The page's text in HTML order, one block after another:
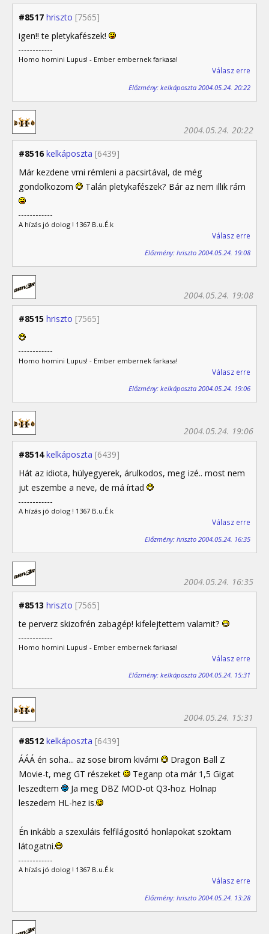
#8517 hriszto [7565]
igen!! te pletykafészek!
Homo homini Lupus! - Ember embernek farkasa!
Válasz erre
Előzmény: kelkáposzta 2004.05.24. 20:22
#8516 kelkáposzta [6439]
2004.05.24. 20:22
Már kezdene vmi rémleni a pacsirtával, de még
gondolkozom
Talán pletykafészek? Bár az nem illik rám
A hízás jó dolog ! 1367 B.u.É.k
Válasz erre
Előzmény: hriszto 2004.05.24. 19:08
#8515 hriszto [7565]
2004.05.24. 19:08
Homo homini Lupus! - Ember embernek farkasa!
Válasz erre
Előzmény: kelkáposzta 2004.05.24. 19:06
#8514 kelkáposzta [6439]
2004.05.24. 19:06
Hát az idiota, hülyegyerek, árulkodos, meg izé.. most nem
jut eszembe a neve, de má írtad
A hízás jó dolog ! 1367 B.u.É.k
Válasz erre
Előzmény: hriszto 2004.05.24. 16:35
#8513 hriszto [7565]
2004.05.24. 16:35
te perverz skizofrén zabagép! kifelejtettem valamit?
Homo homini Lupus! - Ember embernek farkasa!
Válasz erre
Előzmény: kelkáposzta 2004.05.24. 15:31
#8512 kelkáposzta [6439]
2004.05.24. 15:31
ÁÁÁ én soha... az sose birom kivárni
Dragon Ball Z
Movie-t, meg GT részeket
Teganp ota már 1,5 Gigat
leszedtem
Ja meg DBZ MOD-ot Q3-hoz. Holnap
leszedem HL-hez is.
Én inkább a szexuláis felfilágositó honlapokat szoktam
látogatni.
A hízás jó dolog ! 1367 B.u.É.k
Válasz erre
Előzmény: hriszto 2004.05.24. 13:28